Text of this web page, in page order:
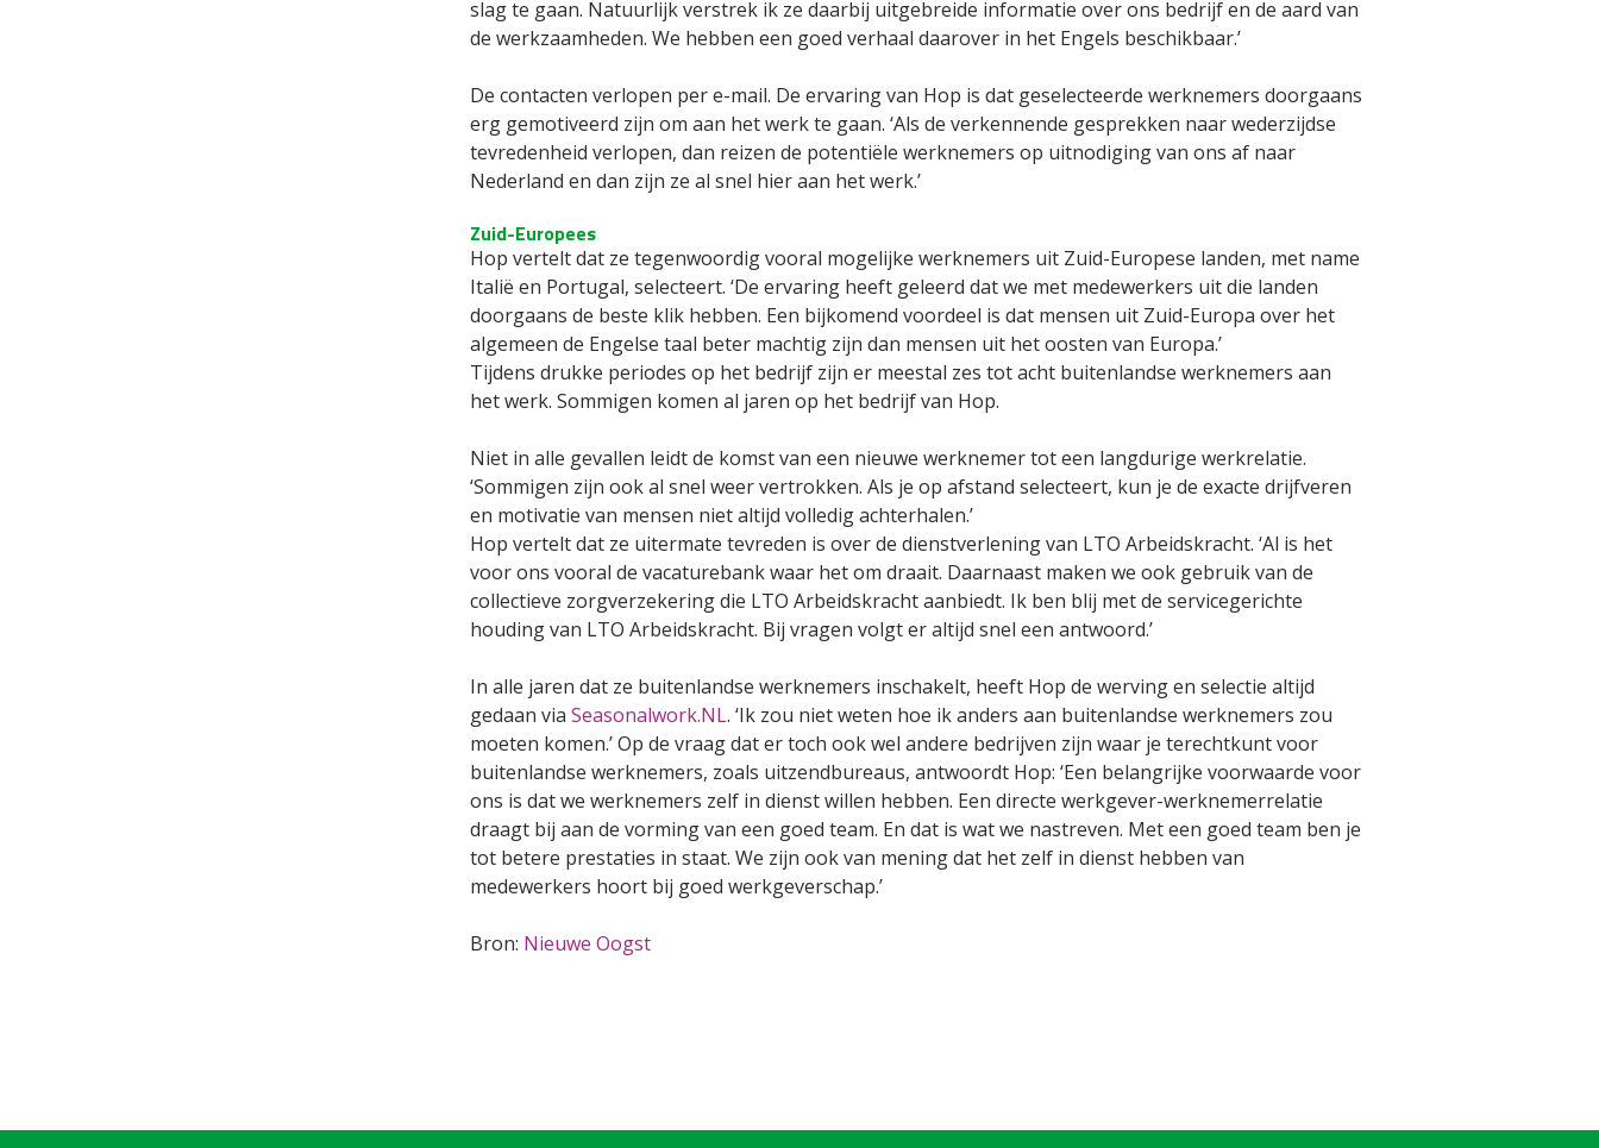
slag te gaan. Natuurlijk verstrek ik ze daarbij uitgebreide informatie over ons bedrijf en de aard van
de werkzaamheden. We hebben een goed verhaal daarover in het Engels beschikbaar.’
De contacten verlopen per e-mail. De ervaring van Hop is dat geselecteerde werknemers doorgaans
erg gemotiveerd zijn om aan het werk te gaan. ‘Als de verkennende gesprekken naar wederzijdse
tevredenheid verlopen, dan reizen de potentiële werknemers op uitnodiging van ons af naar
Nederland en dan zijn ze al snel hier aan het werk.’
Zuid-Europees
Hop vertelt dat ze tegenwoordig vooral mogelijke werknemers uit Zuid-Europese landen, met name
Italië en Portugal, selecteert. ‘De ervaring heeft geleerd dat we met medewerkers uit die landen
doorgaans de beste klik hebben. Een bijkomend voordeel is dat mensen uit Zuid-Europa over het
algemeen de Engelse taal beter machtig zijn dan mensen uit het oosten van Europa.’
Tijdens drukke periodes op het bedrijf zijn er meestal zes tot acht buitenlandse werknemers aan
het werk. Sommigen komen al jaren op het bedrijf van Hop.
Niet in alle gevallen leidt de komst van een nieuwe werknemer tot een langdurige werkrelatie.
‘Sommigen zijn ook al snel weer vertrokken. Als je op afstand selecteert, kun je de exacte drijfveren
en motivatie van mensen niet altijd volledig achterhalen.’
Hop vertelt dat ze uitermate tevreden is over de dienstverlening van LTO Arbeidskracht. ‘Al is het
voor ons vooral de vacaturebank waar het om draait. Daarnaast maken we ook gebruik van de
collectieve zorgverzekering die LTO Arbeidskracht aanbiedt. Ik ben blij met de servicegerichte
houding van LTO Arbeidskracht. Bij vragen volgt er altijd snel een antwoord.’
In alle jaren dat ze buitenlandse werknemers inschakelt, heeft Hop de werving en selectie altijd
gedaan via Seasonalwork.NL. ‘Ik zou niet weten hoe ik anders aan buitenlandse werknemers zou
moeten komen.’ Op de vraag dat er toch ook wel andere bedrijven zijn waar je terechtkunt voor
buitenlandse werknemers, zoals uitzendbureaus, antwoordt Hop: ‘Een belangrijke voorwaarde voor
ons is dat we werknemers zelf in dienst willen hebben. Een directe werkgever-werknemerrelatie
draagt bij aan de vorming van een goed team. En dat is wat we nastreven. Met een goed team ben je
tot betere prestaties in staat. We zijn ook van mening dat het zelf in dienst hebben van
medewerkers hoort bij goed werkgeverschap.’
Bron: Nieuwe Oogst